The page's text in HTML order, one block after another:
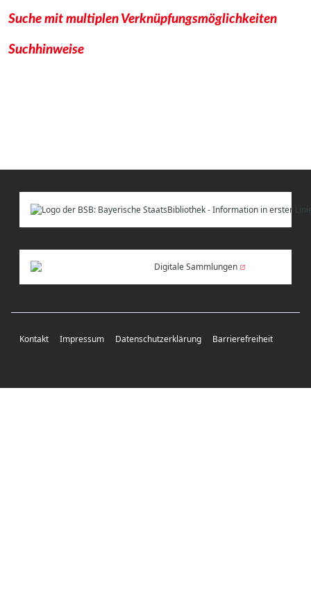
Suche mit multiplen Verknüpfungsmöglichkeiten
Suchhinweise
Digitale Sammlungen
Kontakt Impressum Datenschutzerklärung Barrierefreiheit